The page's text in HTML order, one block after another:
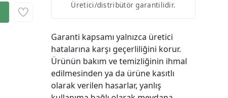
Üretici/distribütör garantilidir.
Garanti kapsamı yalnızca üretici
hatalarına karşı geçerliliğini korur.
Ürünün bakım ve temizliğinin ihmal
edilmesinden ya da ürüne kasıtlı
olarak verilen hasarlar, yanlış